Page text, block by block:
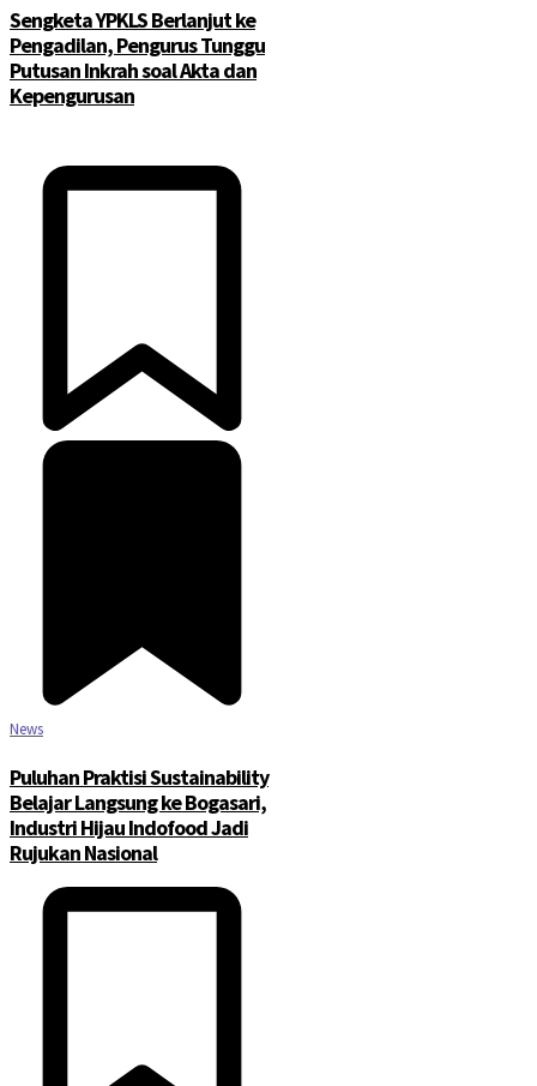
Sengketa YPKLS Berlanjut ke
Pengadilan, Pengurus Tunggu
Putusan Inkrah soal Akta dan
Kepengurusan
News
Puluhan Praktisi Sustainability
Belajar Langsung ke Bogasari,
Industri Hijau Indofood Jadi
Rujukan Nasional